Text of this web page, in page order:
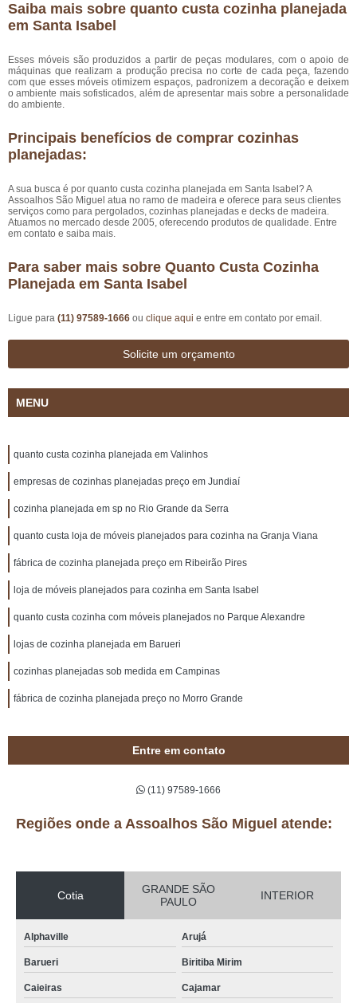
Saiba mais sobre quanto custa cozinha planejada
em Santa Isabel
Esses móveis são produzidos a partir de peças modulares, com o apoio de
máquinas que realizam a produção precisa no corte de cada peça, fazendo
com que esses móveis otimizem espaços, padronizem a decoração e deixem
o ambiente mais sofisticados, além de apresentar mais sobre a personalidade
do ambiente.
Principais benefícios de comprar cozinhas
planejadas:
A sua busca é por quanto custa cozinha planejada em Santa Isabel? A
Assoalhos São Miguel atua no ramo de madeira e oferece para seus clientes
serviços como para pergolados, cozinhas planejadas e decks de madeira.
Atuamos no mercado desde 2005, oferecendo produtos de qualidade. Entre
em contato e saiba mais.
Para saber mais sobre Quanto Custa Cozinha
Planejada em Santa Isabel
Ligue para (11) 97589-1666 ou clique aqui e entre em contato por email.
Solicite um orçamento
MENU
quanto custa cozinha planejada em Valinhos
empresas de cozinhas planejadas preço em Jundiaí
cozinha planejada em sp no Rio Grande da Serra
quanto custa loja de móveis planejados para cozinha na Granja Viana
fábrica de cozinha planejada preço em Ribeirão Pires
loja de móveis planejados para cozinha em Santa Isabel
quanto custa cozinha com móveis planejados no Parque Alexandre
lojas de cozinha planejada em Barueri
cozinhas planejadas sob medida em Campinas
fábrica de cozinha planejada preço no Morro Grande
Entre em contato
(11) 97589-1666
Regiões onde a Assoalhos São Miguel atende:
Cotia
GRANDE SÃO
PAULO
INTERIOR
Alphaville Arujá
Barueri Biritiba Mirim
Caieiras Cajamar